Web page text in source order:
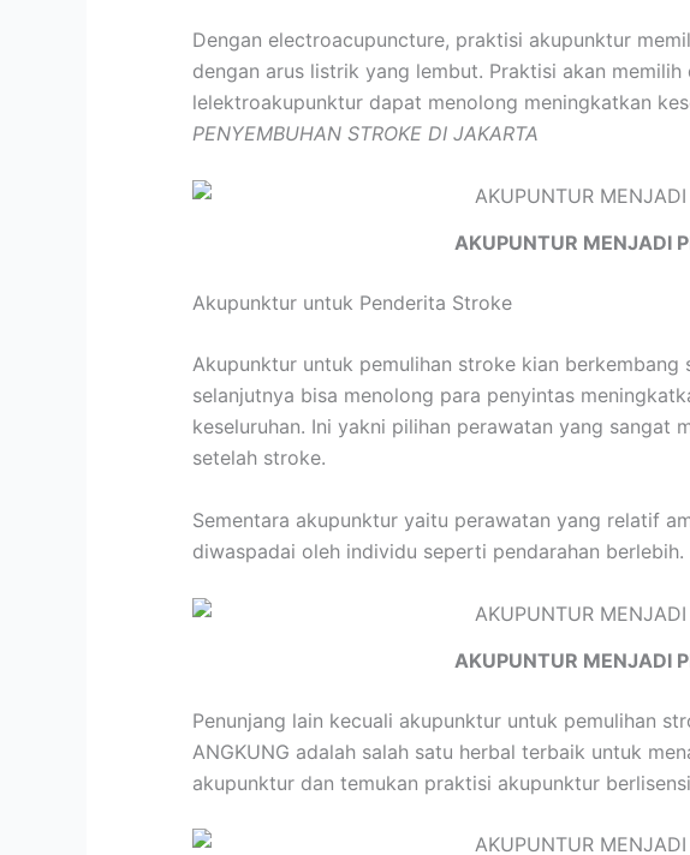
Dengan electroacupuncture, praktisi akupunktur
dengan arus listrik yang lembut. Praktisi akan
lelektroakupunktur dapat menolong meningkatkan
PENYEMBUHAN STROKE DI JAKARTA
AKUPUNTUR MENJADI
Akupunktur untuk Penderita Stroke
Akupunktur untuk pemulihan stroke kian
selanjutnya bisa menolong para penyintas
keseluruhan. Ini yakni pilihan perawatan yang sangat
setelah stroke.
Sementara akupunktur yaitu perawatan yang relatif
diwaspadai oleh individu seperti pendarahan berlebih.
AKUPUNTUR MENJADI
Penunjang lain kecuali akupunktur untuk pemulihan
ANGKUNG adalah salah satu herbal terbaik untuk
akupunktur dan temukan praktisi akupunktur